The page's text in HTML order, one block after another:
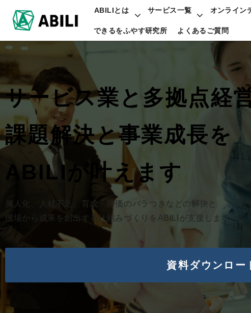
ABILIとは サービス一覧 オンライン
できるをふやす研究所 よくあるご質問
サービス業と多拠点経
課題解決と事業成長を
ABILIが叶えます
属人化、人材不足、育成・評価のバラつきなどの解決と
現場から成果を創出する仕組みづくりをABILIが支援します
資料ダウンロー